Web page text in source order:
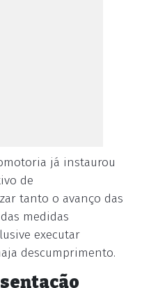
já instaurou
de
tanto o avanço das
medidas
executar
descumprimento.